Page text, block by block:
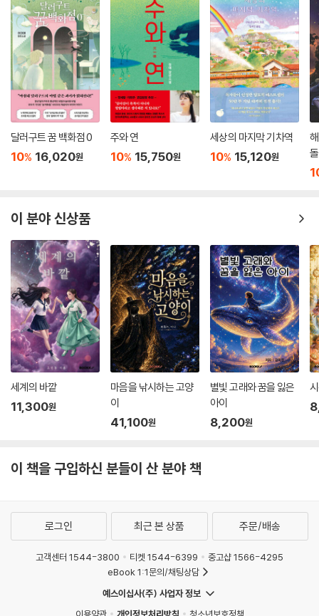
달러구트 꿈 백화점 0
10% 16,020원
주와 연
10% 15,750원
세상의 마지막 기차역
10% 15,120원
이 분야 신상품
세계의 바깥
11,300원
마음을 낚시하는 고양
이
41,100원
별빛 고래와 꿈을 잃은
아이
8,200원
이 책을 구입하신 분들이 산 분야 책
로그인 최근 본 상품 주문/배송
고객센터 1544-3800 티켓 1544-6399
중고샵 1566-4295
eBook 1:1문의/채팅상담
예스이십사(주) 사업자 정보